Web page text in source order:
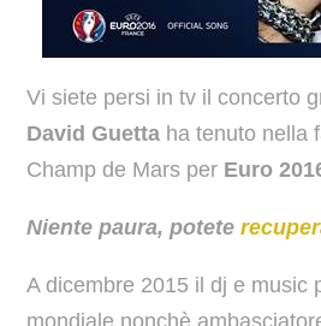
Vi siete persi in tv il concerto
David Guettaha tenuto nella
Champ de Mars per Euro
Niente paura, potete
A dicembre 2015 il dj e music